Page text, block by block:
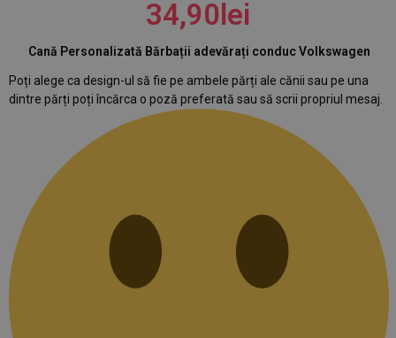
34,90lei
Cană Personalizată Bărbații adevărați conduc Volkswagen
Poți alege ca design-ul să fie pe ambele părți ale cănii sau pe una
dintre părți poți încărca o poză preferată sau să scrii propriul mesaj.